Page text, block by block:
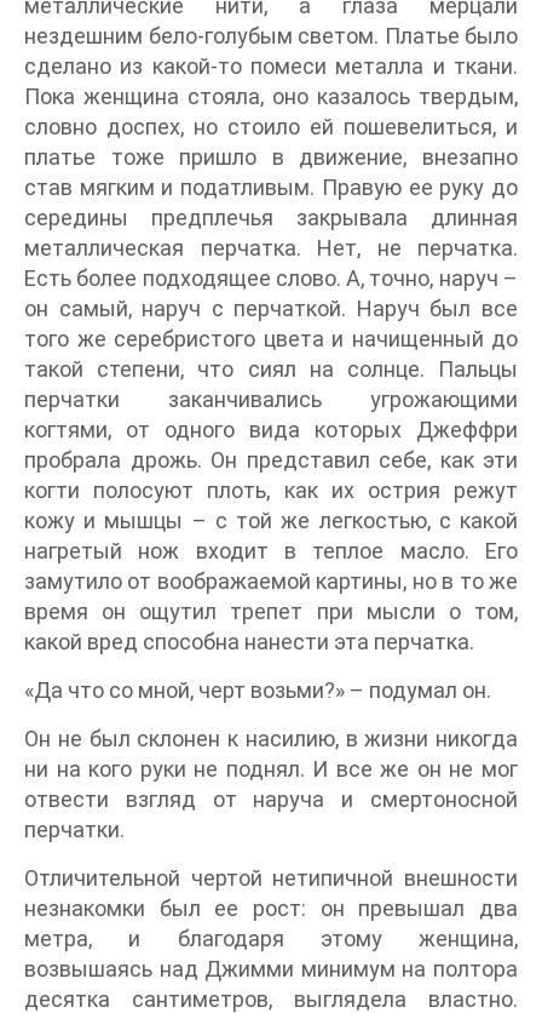
металлические нити, а глаза мерцали
нездешним бело-голубым светом. Платье было
сделано из какой-то помеси металла и ткани.
Пока женщина стояла, оно казалось твердым,
словно доспех, но стоило ей пошевелиться, и
платье тоже пришло в движение, внезапно
став мягким и податливым. Правую ее руку до
середины предплечья закрывала длинная
металлическая перчатка. Нет, не перчатка.
Есть более подходящее слово. А, точно, наруч –
он самый, наруч с перчаткой. Наруч был все
того же серебристого цвета и начищенный до
такой степени, что сиял на солнце. Пальцы
перчатки заканчивались угрожающими
когтями, от одного вида которых Джеффри
пробрала дрожь. Он представил себе, как эти
когти полосуют плоть, как их острия режут
кожу и мышцы – с той же легкостью, с какой
нагретый нож входит в теплое масло. Его
замутило от воображаемой картины, но в то же
время он ощутил трепет при мысли о том,
какой вред способна нанести эта перчатка.
«Да что со мной, черт возьми?» – подумал он.
Он не был склонен к насилию, в жизни никогда
ни на кого руки не поднял. И все же он не мог
отвести взгляд от наруча и смертоносной
перчатки.
Отличительной чертой нетипичной внешности
незнакомки был ее рост: он превышал два
метра, и благодаря этому женщина,
возвышаясь над Джимми минимум на полтора
десятка сантиметров, выглядела властно.